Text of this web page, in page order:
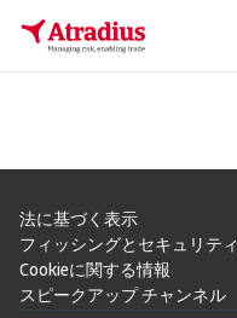
法に基づく表示
フィッシングとセキュリティ
Cookieに関する情報
スピークアップ チャンネル